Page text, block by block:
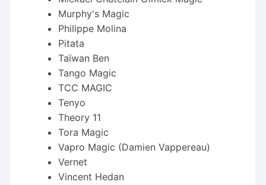
Murphy's Magic
Philippe Molina
Pitata
Taïwan Ben
Tango Magic
TCC MAGIC
Tenyo
Theory 11
Tora Magic
Vapro Magic (Damien Vappereau)
Vernet
Vincent Hedan